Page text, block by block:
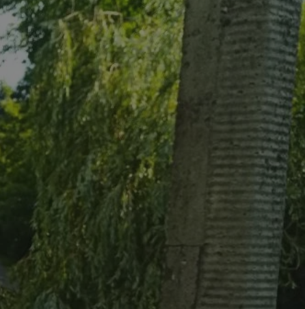
sesji.
sesji.
sesji.
zapewniając, że
a ich dane są
witrynę
ludzi i botów.
ponieważ
na temat
ludzi i botów.
ponieważ
na temat
dla ich
dotyczące
i
że ich
przyszłych
usługę Cookie-